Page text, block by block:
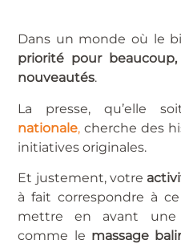
Dans un monde où le
priorité pour beaucoup,
nouveautés.
La presse, qu’elle
nationale, cherche des
initiatives originales.
Et justement, votre
à fait correspondre à ce
mettre en avant une
comme le massage